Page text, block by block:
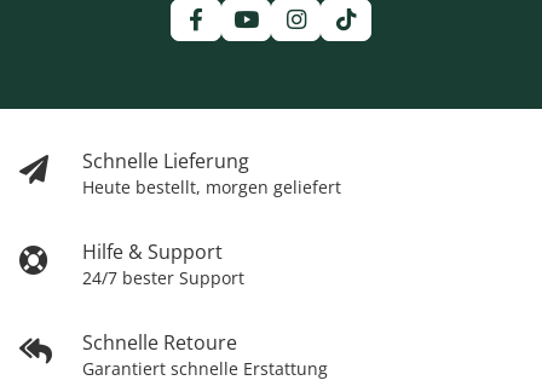
Schnelle Lieferung
Heute bestellt, morgen geliefert
Hilfe & Support
24/7 bester Support
Schnelle Retoure
Garantiert schnelle Erstattung